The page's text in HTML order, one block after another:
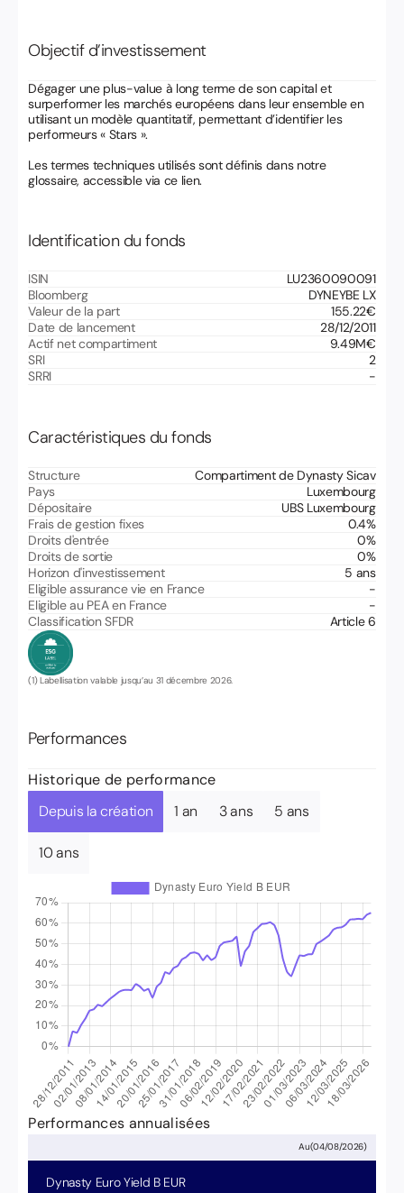
Performances
Historique de performance
Depuis la création
1 an 3 ans 5 ans
10 ans
Performances annualisées
Au(04/08/2026)
Dynasty Euro Yield B EUR
Objectif d’investissement
Dégager une plus-value à long terme de son capital et
surperformer les marchés européens dans leur ensemble en
utilisant un modèle quantitatif, permettant d’identifier les
performeurs « Stars ».
Les termes techniques utilisés sont définis dans notre
glossaire, accessible via ce lien.
Identification du fonds
ISIN
LU2360090091
Bloomberg
DYNEYBE LX
Valeur de la part
155.22€
Date de lancement
28/12/2011
Actif net compartiment
9.49M€
SRI
2
SRRI
-
Caractéristiques du fonds
Structure
Compartiment de Dynasty Sicav
Pays
Luxembourg
Dépositaire
UBS Luxembourg
Frais de gestion fixes
0.4%
Droits d'entrée
0%
Droits de sortie
0%
Horizon d'investissement
5 ans
Eligible assurance vie en France
-
Eligible au PEA en France
-
Classification SFDR
Article 6
(1) Labellisation valable jusqu’au 31 décembre 2026.